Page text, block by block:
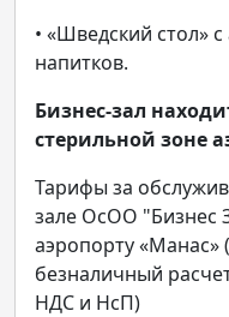
• «Шведский стол»
напитков.
Бизнес-зал
стерильной зоне
Тарифы за
зале ОсОО "Бизнес
аэропорту «Манас»
безналичный
НДС и НсП)